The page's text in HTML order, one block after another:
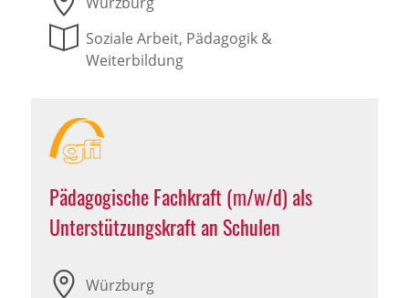
Soziale Arbeit, Pädagogik &
Weiterbildung
Pädagogische Fachkraft (m/w/d) als
Unterstützungskraft an Schulen
Würzburg